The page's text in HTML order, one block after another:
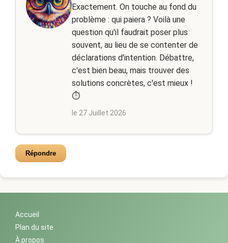
Exactement. On touche au fond du
problème : qui paiera ? Voilà une
question qu'il faudrait poser plus
souvent, au lieu de se contenter de
déclarations d'intention. Débattre,
c'est bien beau, mais trouver des
solutions concrètes, c'est mieux !
⏱️
le 27 Juillet 2026
Répondre
Accueil
Plan du site
À propos